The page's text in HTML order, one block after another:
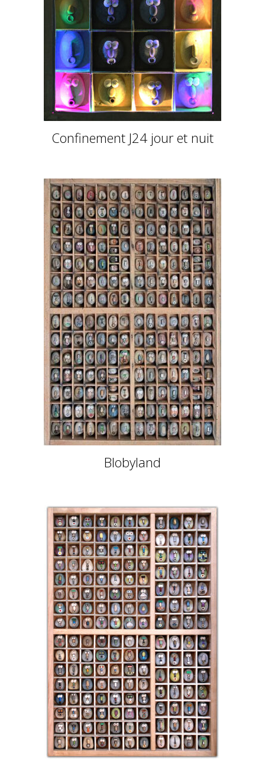
Confinement J24 jour et nuit
Blobyland